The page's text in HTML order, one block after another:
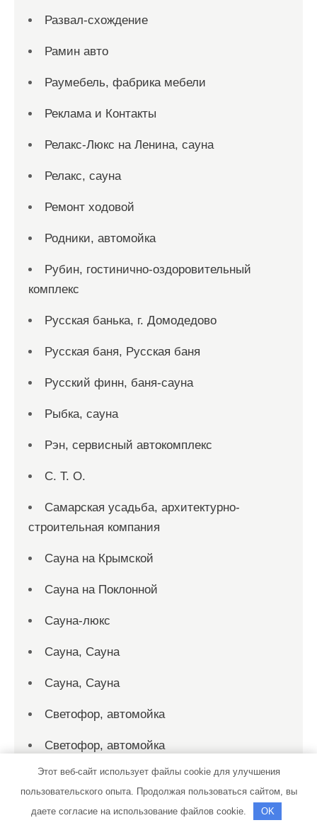
Развал-схождение
Рамин авто
Раумебель, фабрика мебели
Реклама и Контакты
Релакс-Люкс на Ленина, сауна
Релакс, сауна
Ремонт ходовой
Родники, автомойка
Рубин, гостинично-оздоровительный
комплекс
Русская банька, г. Домодедово
Русская баня, Русская баня
Русский финн, баня-сауна
Рыбка, сауна
Рэн, сервисный автокомплекс
С. Т. О.
Самарская усадьба, архитектурно-
строительная компания
Сауна на Крымской
Сауна на Поклонной
Сауна-люкс
Сауна, Сауна
Сауна, Сауна
Светофор, автомойка
Светофор, автомойка
Седьмое небо, сауна
Сейм, баня
Этот веб-сайт использует файлы cookie для улучшения
пользовательского опыта. Продолжая пользоваться сайтом, вы
даете согласие на использование файлов cookie.
OK